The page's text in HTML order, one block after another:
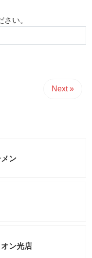
い。
Next »
ン
ン光店